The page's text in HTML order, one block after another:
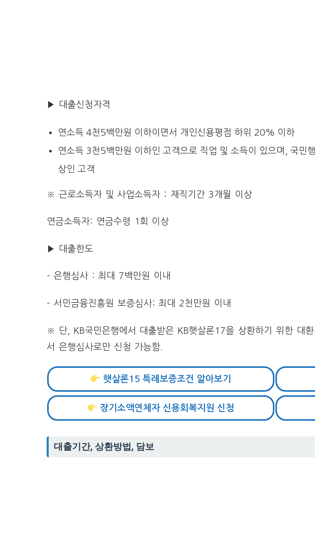
▶ 대출신청자격
연소득 4천5백만원 이하이면서 개인신용평점 하위 20% 이하
연소득 3천5백만원 이하인 고객으로 직업 및 소득이 있으며, 국민
상인 고객
※ 근로소득자 및 사업소득자 : 재직기간 3개월 이상
연금소득자: 연금수령 1회 이상
▶ 대출한도
– 은행심사 : 최대 7백만원 이내
– 서민금융진흥원 보증심사: 최대 2천만원 이내
※ 단, KB국민은행에서 대출받은 KB햇살론17을 상환하기 위한 대
서 은행심사로만 신청 가능함.
햇살론15 특례보증조건 알아보기
장기소액연체자 신용회복지원 신청
대출기간, 상환방법, 담보